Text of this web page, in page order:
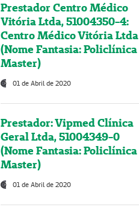
Prestador Centro Médico
Vitória Ltda, 51004350-4:
Centro Médico Vitória Ltda
(Nome Fantasia: Policlínica
Master)
01 de Abril de 2020
Prestador: Vipmed Clínica
Geral Ltda, 51004349-0
(Nome Fantasia: Policlínica
Master)
01 de Abril de 2020